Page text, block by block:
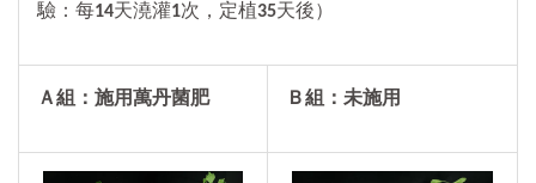
驗：每14天澆灌1次，定植35天後）
Ａ組：施用萬丹菌肥 Ｂ組：未施用